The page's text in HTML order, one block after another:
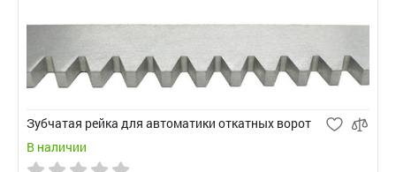
Зубчатая рейка для автоматики откатных ворот
В наличии